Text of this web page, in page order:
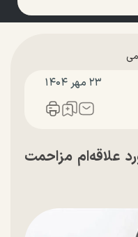
۲۳ مهر ۱۴۰۴
علاقه‌ام مزاحمت